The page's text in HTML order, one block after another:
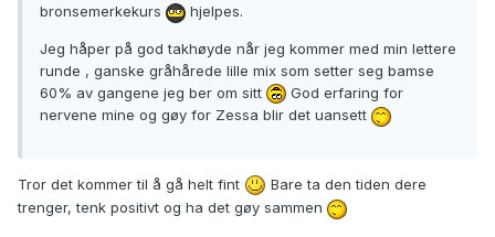
bronsemerkekurs
hjelpes.
Jeg håper på god takhøyde når jeg kommer med min lettere
runde , ganske gråhårede lille mix som setter seg bamse
60% av gangene jeg ber om sitt
God erfaring for
nervene mine og gøy for Zessa blir det uansett
Tror det kommer til å gå helt fint
Bare ta den tiden dere
trenger, tenk positivt og ha det gøy sammen